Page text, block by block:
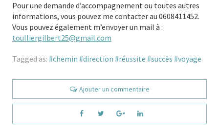
Pour une demande d’accompagnement ou toutes autres
informations, vous pouvez me contacter au 0608411452.
Vous pouvez également m’envoyer un mail à :
toulliergilbert25@gmail.com
Tagged as: chemin direction réussite succès voyage
Ajouter un commentaire